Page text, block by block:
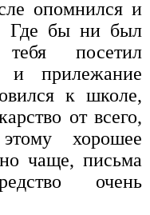
опомнился и
Где бы ни был
посетил
и прилежание
к школе,
от всего,
хорошее
чаще, письма
очень